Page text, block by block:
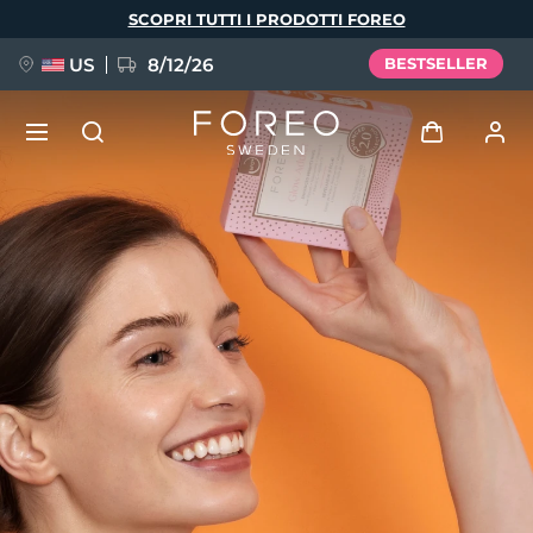
SCOPRI TUTTI I PRODOTTI FOREO
US 8/12/26 BESTSELLER
Profilo utente
I miei dispositivi
I miei ordini
I miei indirizzi
I miei abbonamenti
NUOVO
FAQ™ Pure Beauty-Tech Elixir
BREAKING NEWS
issa™ Teeth Whitening Set
Lingua
English Deutsch
Español
Français
Italiano
Português
Polski
Svenska
Türkçe
简体中文